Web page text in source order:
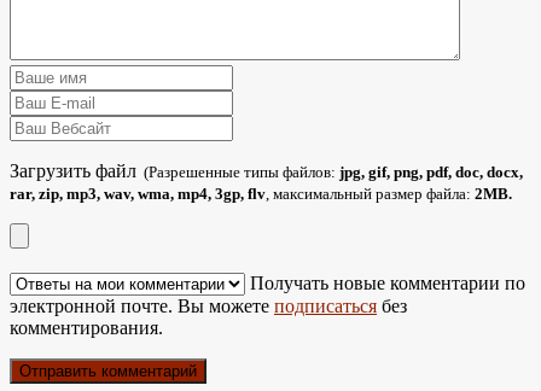
Загрузить файл (Разрешенные типы файлов: jpg, gif, png, pdf, doc, docx,
rar, zip, mp3, wav, wma, mp4, 3gp, flv, максимальный размер файла: 2MB.
Получать новые комментарии по
электронной почте. Вы можете подписаться без
комментирования.